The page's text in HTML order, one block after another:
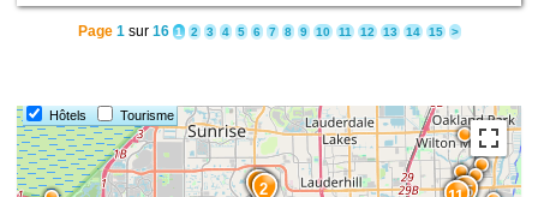
Page 1sur 16 1 2 3 4 5 6 7 8 9 10 11 12 13 14 15 >
Hôtels Tourisme
15
32